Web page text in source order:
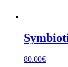
80.00€